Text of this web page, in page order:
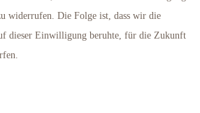
widerrufen. Die Folge ist, dass wir die
dieser Einwilligung beruhte, für die Zukunft